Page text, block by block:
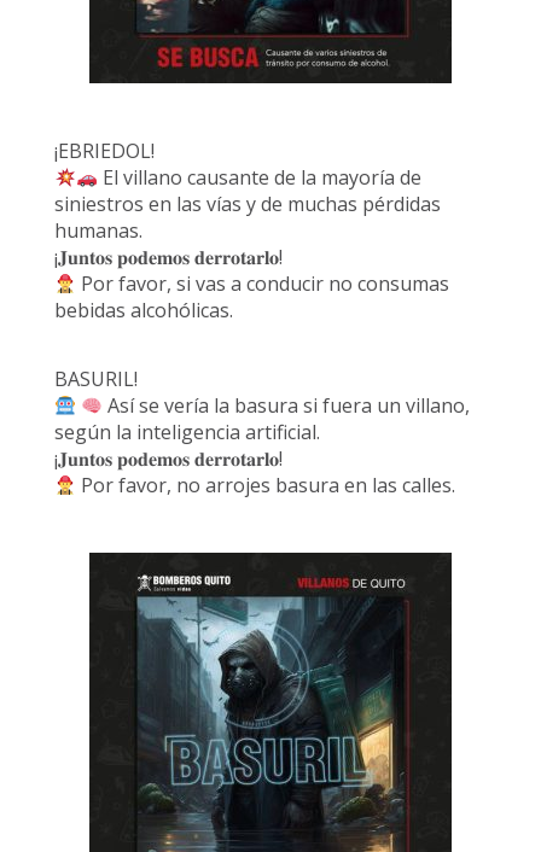
¡EBRIEDOL!
El villano causante de la mayoría de
siniestros en las vías y de muchas pérdidas
humanas.
¡𝐉𝐮𝐧𝐭𝐨𝐬 𝐩𝐨𝐝𝐞𝐦𝐨𝐬 𝐝𝐞𝐫𝐫𝐨𝐭𝐚𝐫𝐥𝐨!
Por favor, si vas a conducir no consumas
bebidas alcohólicas.
BASURIL!
Así se vería la basura si fuera un villano,
según la inteligencia artificial.
¡𝐉𝐮𝐧𝐭𝐨𝐬 𝐩𝐨𝐝𝐞𝐦𝐨𝐬 𝐝𝐞𝐫𝐫𝐨𝐭𝐚𝐫𝐥𝐨!
Por favor, no arrojes basura en las calles.